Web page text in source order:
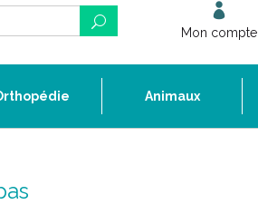
Mon compte
Animaux